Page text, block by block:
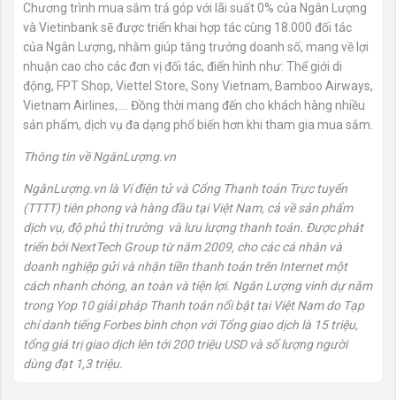
Chương trình mua sắm trả góp với lãi suất 0% của Ngân Lượng
và Vietinbank sẽ được triển khai hợp tác cùng 18.000 đối tác
của Ngân Lượng, nhằm giúp tăng trưởng doanh số, mang về lợi
nhuận cao cho các đơn vị đối tác, điển hình như: Thế giới di
động, FPT Shop, Viettel Store, Sony Vietnam, Bamboo Airways,
Vietnam Airlines,…. Đồng thời mang đến cho khách hàng nhiều
sản phẩm, dịch vụ đa dạng phổ biến hơn khi tham gia mua sắm.
Thông tin về NgânLượng.vn
NgânLượng.vn là Ví điện tử và Cổng Thanh toán Trực tuyến
(TTTT) tiên phong và hàng đầu tại Việt Nam, cả về sản phẩm
dịch vụ, độ phủ thị trường và lưu lượng thanh toán. Được phát
triển bởi NextTech Group từ năm 2009, cho các cá nhân và
doanh nghiệp gửi và nhận tiền thanh toán trên Internet một
cách nhanh chóng, an toàn và tiện lợi. Ngân Lượng vinh dự nằm
trong Yop 10 giải pháp Thanh toán nổi bật tại Việt Nam do Tạp
chí danh tiếng Forbes bình chọn với Tổng giao dịch là 15 triệu,
tổng giá trị giao dịch lên tới 200 triệu USD và số lượng người
dùng đạt 1,3 triệu.